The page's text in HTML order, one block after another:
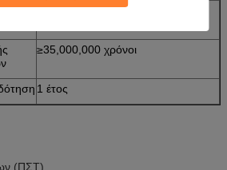
Κάτω από το φως του ήλιου,
≥35,000,000 χρόνοι
1 έτος
(ΠΣΤ)